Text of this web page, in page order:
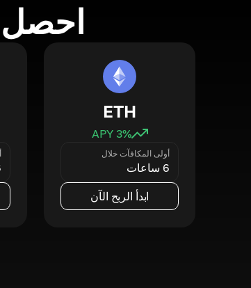
احصل
ETH
3% APY
أولى المكافآت خلال
6 ساعات
ابدأ الربح الآن